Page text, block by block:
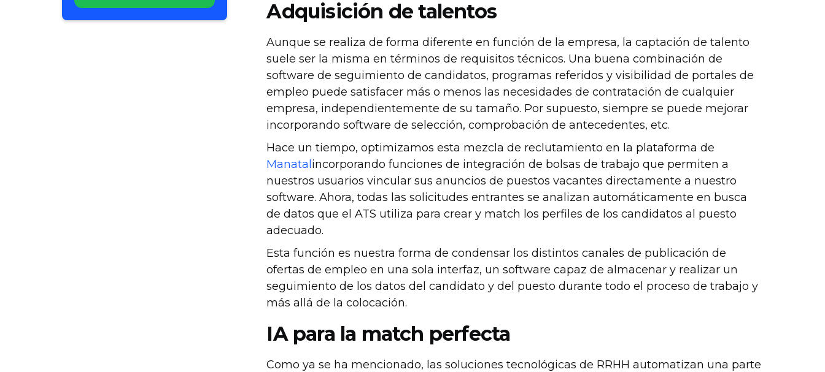
Adquisición de talentos
Aunque se realiza de forma diferente en función de la empresa, la captación de talento
suele ser la misma en términos de requisitos técnicos. Una buena combinación de
software de seguimiento de candidatos, programas referidos y visibilidad de portales de
empleo puede satisfacer más o menos las necesidades de contratación de cualquier
empresa, independientemente de su tamaño. Por supuesto, siempre se puede mejorar
incorporando software de selección, comprobación de antecedentes, etc.
Hace un tiempo, optimizamos esta mezcla de reclutamiento en la plataforma de
Manatal incorporando funciones de integración de bolsas de trabajo que permiten a
nuestros usuarios vincular sus anuncios de puestos vacantes directamente a nuestro
software. Ahora, todas las solicitudes entrantes se analizan automáticamente en busca
de datos que el ATS utiliza para crear y match los perfiles de los candidatos al puesto
adecuado.
Esta función es nuestra forma de condensar los distintos canales de publicación de
ofertas de empleo en una sola interfaz, un software capaz de almacenar y realizar un
seguimiento de los datos del candidato y del puesto durante todo el proceso de trabajo y
más allá de la colocación.
IA para la match perfecta
Como ya se ha mencionado, las soluciones tecnológicas de RRHH automatizan una parte